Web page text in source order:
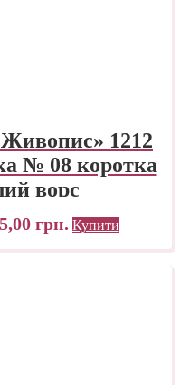
1212
№ 08 коротка
ворс
грн. Купити